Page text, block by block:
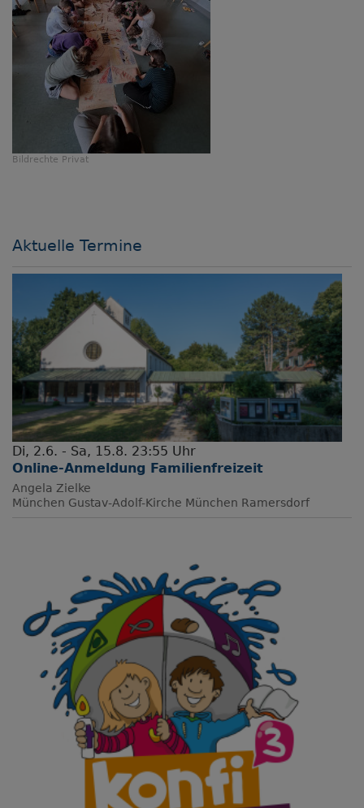
Bildrechte Privat
Aktuelle Termine
Di, 2.6. - Sa, 15.8. 23:55 Uhr
Online-Anmeldung Familienfreizeit
Angela Zielke
München Gustav-Adolf-Kirche München Ramersdorf